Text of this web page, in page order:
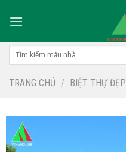
Tìm
TRANG CHỦ / BIỆT THỰ ĐẸP